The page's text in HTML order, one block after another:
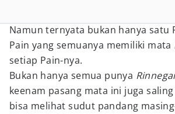
Namun ternyata bukan hanya satu
Pain yang semuanya memiliki mata
setiap Pain-nya.
Bukan hanya semua punya
keenam pasang mata ini juga
bisa melihat sudut pandang